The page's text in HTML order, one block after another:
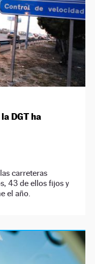
DGT ha
carreteras
43 de ellos fijos y
el año.